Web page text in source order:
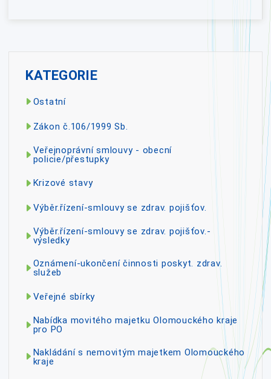
KATEGORIE
Ostatní
Zákon č.106/1999 Sb.
Veřejnoprávní smlouvy - obecní
policie/přestupky
Krizové stavy
Výběr.řízení-smlouvy se zdrav. pojišťov.
Výběr.řízení-smlouvy se zdrav. pojišťov.-
výsledky
Oznámení-ukončení činnosti poskyt. zdrav.
služeb
Veřejné sbírky
Nabídka movitého majetku Olomouckého kraje
pro PO
Nakládání s nemovitým majetkem Olomouckého
kraje